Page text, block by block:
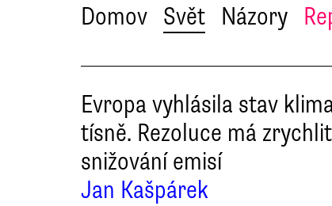
Domov Svět Názory
Evropa vyhlásila stav
tísně. Rezoluce má zrychlit
snižování emisí
Jan Kašpárek